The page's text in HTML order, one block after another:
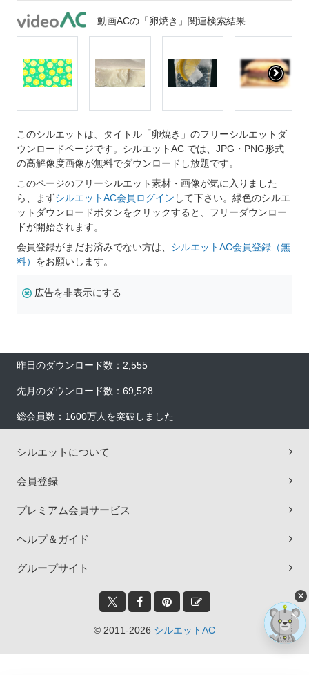
動画ACの「卵焼き」関連検索結果
このシルエットは、タイトル「卵焼き」のフリーシルエットダ
ウンロードページです。シルエットAC では、JPG・PNG形式
の高解像度画像が無料でダウンロードし放題です。
このページのフリーシルエット素材・画像が気に入りました
ら、まずシルエットAC会員ログイン して下さい。緑色のシルエ
ットダウンロードボタンをクリックすると、フリーダウンロー
ドが開始されます。
会員登録がまだお済みでない方は、 シルエットAC会員登録（無
料） をお願いします。
広告を非表示にする
昨日のダウンロード数：2,555
先月のダウンロード数：69,528
総会員数：1600万人を突破しました
シルエットについて
会員登録
プレミアム会員サービス
ヘルプ＆ガイド
グループサイト
© 2011-2026 シルエットAC
×